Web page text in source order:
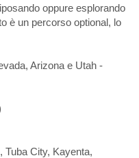
oppure esplorando
è un percorso optional, lo
Arizona e Utah -
Tuba City, Kayenta,